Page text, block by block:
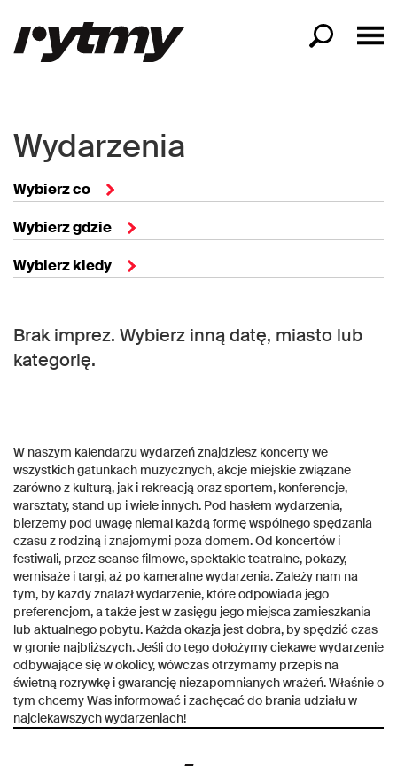
Wydarzenia
Wybierz co
Wybierz gdzie
Wybierz kiedy
Brak imprez. Wybierz inną datę, miasto lub
kategorię.
W naszym kalendarzu wydarzeń znajdziesz koncerty we
wszystkich gatunkach muzycznych, akcje miejskie związane
zarówno z kulturą, jak i rekreacją oraz sportem, konferencje,
warsztaty, stand up i wiele innych. Pod hasłem wydarzenia,
bierzemy pod uwagę niemal każdą formę wspólnego spędzania
czasu z rodziną i znajomymi poza domem. Od koncertów i
festiwali, przez seanse filmowe, spektakle teatralne, pokazy,
wernisaże i targi, aż po kameralne wydarzenia. Zależy nam na
tym, by każdy znalazł wydarzenie, które odpowiada jego
preferencjom, a także jest w zasięgu jego miejsca zamieszkania
lub aktualnego pobytu. Każda okazja jest dobra, by spędzić czas
w gronie najbliższych. Jeśli do tego dołożymy ciekawe wydarzenie
odbywające się w okolicy, wówczas otrzymamy przepis na
świetną rozrywkę i gwarancję niezapomnianych wrażeń. Właśnie o
tym chcemy Was informować i zachęcać do brania udziału w
najciekawszych wydarzeniach!